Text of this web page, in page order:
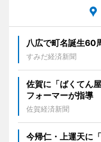
八広で町名誕生
すみだ経済新聞
佐賀に「ばくてん
フォーマーが指導
佐賀経済新聞
今帰仁・上運天に